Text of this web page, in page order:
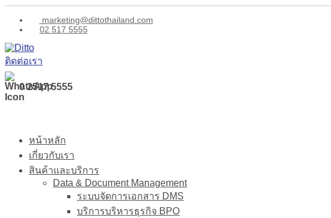
marketing@dittothailand.com
02 517 5555
ติดต่อเรา
0 2517 5555
หน้าหลัก
เกี่ยวกับเรา
สินค้าและบริการ
Data & Document Management
ระบบจัดการเอกสาร DMS
บริการบริหารธุรกิจ BPO